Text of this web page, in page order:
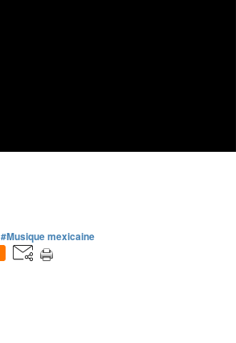
#Musique mexicaine